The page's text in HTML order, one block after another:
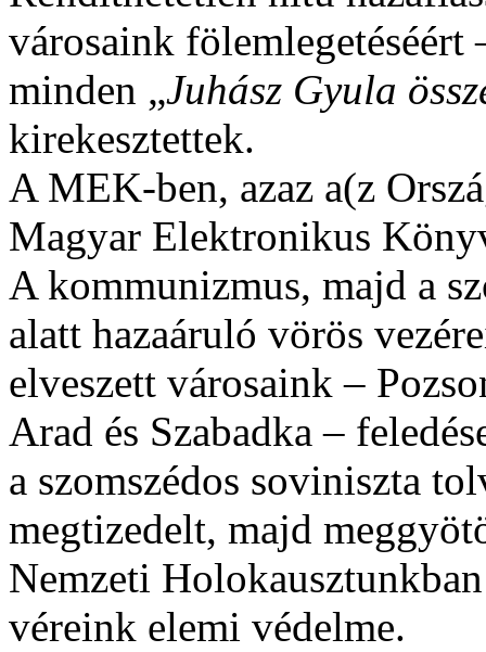
városaink fölemlegetéséért
minden „Juhász Gyula
kirekesztettek.
A MEK-ben, azaz a(z
Magyar Elektronikus
A kommunizmus, majd a
alatt hazaáruló vörös
elveszett városaink –
Arad és Szabadka –
a szomszédos soviniszta
megtizedelt, majd
Nemzeti
véreink elemi védelme.